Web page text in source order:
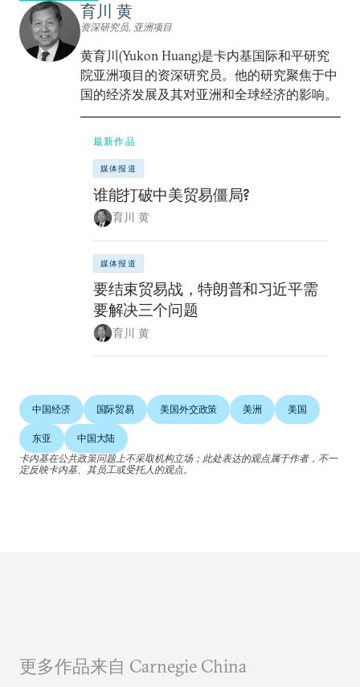
育川 黄
资深研究员, 亚洲项目
黄育川(Yukon Huang)是卡内基国际和平研究
院亚洲项目的资深研究员。他的研究聚焦于中
国的经济发展及其对亚洲和全球经济的影响。
最新作品
媒体报道
谁能打破中美贸易僵局?
育川 黄
媒体报道
要结束贸易战，特朗普和习近平需
要解决三个问题
育川 黄
中国经济 国际贸易 美国外交政策 美洲 美国
东亚
中国大陆
卡内基在公共政策问题上不采取机构立场；此处表达的观点属于作者，不一
定反映卡内基、其员工或受托人的观点。
更多作品来自 Carnegie China